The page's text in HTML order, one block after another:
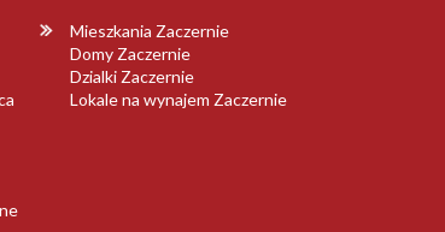
Mieszkania Zaczernie
Domy Zaczernie
Dzialki Zaczernie
Lokale na wynajem Zaczernie